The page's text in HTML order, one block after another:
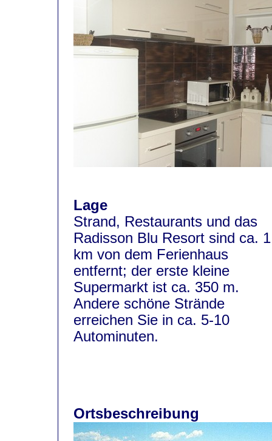
Lage
Strand, Restaurants und das
Radisson Blu Resort sind ca. 1
km von dem Ferienhaus
entfernt; der erste kleine
Supermarkt ist ca. 350 m.
Andere schöne Strände
erreichen Sie in ca. 5-10
Autominuten.
Ortsbeschreibung